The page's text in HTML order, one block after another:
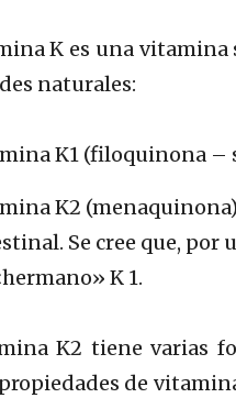
K es una vitamina
naturales:
K1 (filoquinona –
K2
Se cree que, por
K 1.
K2 tiene varias
de